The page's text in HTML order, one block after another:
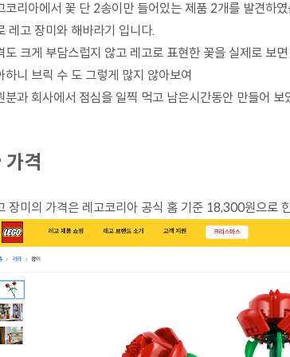
코리아에서 꽃 단 2송이만 들어있는 제품 2개를 발견하였
레고 장미와 해바라기 입니다.
도 크게 부담스럽지 않고 레고로 표현한 꽃을 실제로 보
하니 브릭 수 도 그렇게 많지 않아보여
분과 회사에서 점심을 일찍 먹고 남은시간동안 만들어 보
가격
장미의 가격은 레고코리아 공식 홈 기준 18,300원으로